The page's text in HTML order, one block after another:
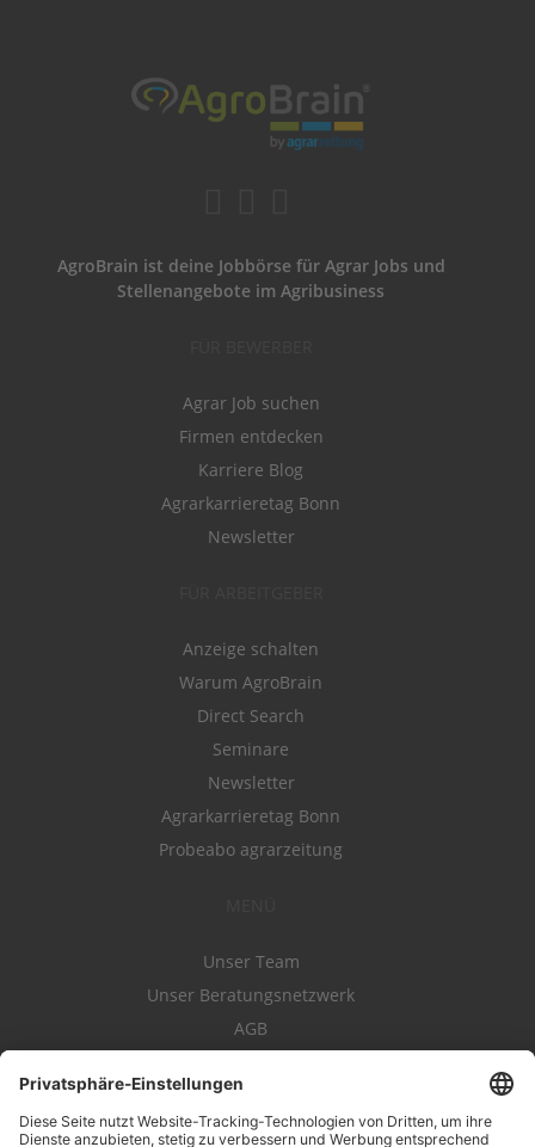
AgroBrain ist deine Jobbörse für Agrar Jobs und
Stellenangebote im Agribusiness
Agrar Job suchen
Firmen entdecken
Karriere Blog
Agrarkarrieretag Bonn
Newsletter
Anzeige schalten
Warum AgroBrain
Direct Search
Seminare
Newsletter
Agrarkarrieretag Bonn
Probeabo agrarzeitung
Unser Team
Unser Beratungsnetzwerk
AGB
Datenschutz
Impressum